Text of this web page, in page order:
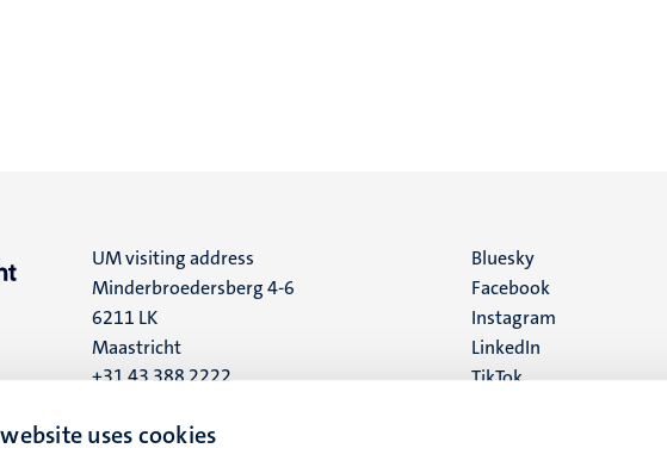
uses cookies
UM visiting address
Minderbroedersberg 4-6
6211 LK
Maastricht
+31 43 388 2222
UM postal address
Social
media
Bluesky
Facebook
Instagram
LinkedIn
TikTok